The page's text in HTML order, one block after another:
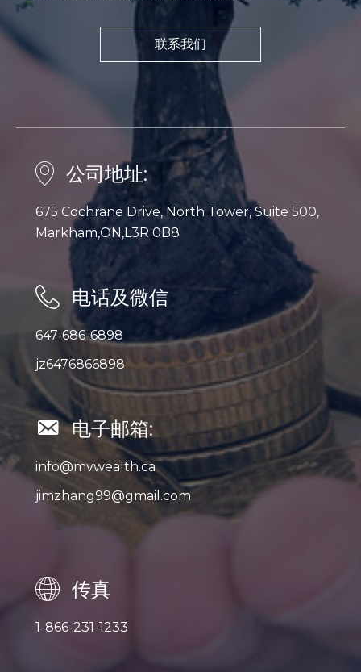
联系我们
公司地址:
675 Cochrane Drive, North Tower, Suite 500,
Markham,ON,L3R 0B8
电话及微信
647-686-6898
jz6476866898
电子邮箱:
info@mvwealth.ca
jimzhang99@gmail.com
传真
1-866-231-1233